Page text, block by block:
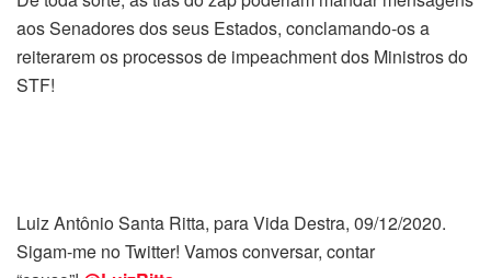
aos Senadores dos seus Estados, conclamando-os a
reiterarem os processos de impeachment dos Ministros do
STF!
Luiz Antônio Santa Ritta, para Vida Destra, 09/12/2020.
Sigam-me no Twitter! Vamos conversar, contar